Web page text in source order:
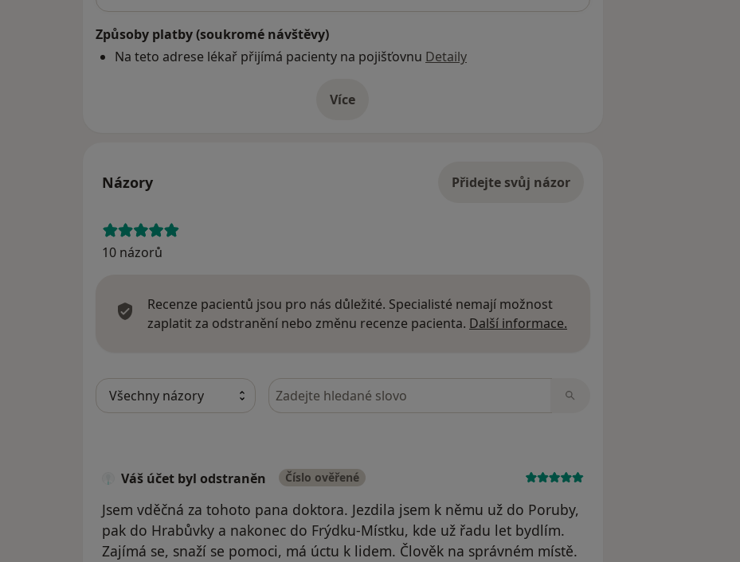
Způsoby platby (soukromé návštěvy)
Na teto adrese lékař přijímá pacienty na pojišťovnu Detaily
Víceo adrese
Názory Přidejte svůj názor
10 názorů
Recenze pacientů jsou pro nás důležité. Specialisté nemají možnost
zaplatit za odstranění nebo změnu recenze pacienta. Další informace.
Hledejte v názorech
Váš účet byl odstraněn Číslo ověřené
Jsem vděčná za tohoto pana doktora. Jezdila jsem k němu už do Poruby,
pak do Hrabůvky a nakonec do Frýdku-Místku, kde už řadu let bydlím.
Zajímá se, snaží se pomoci, má úctu k lidem. Člověk na správném místě.